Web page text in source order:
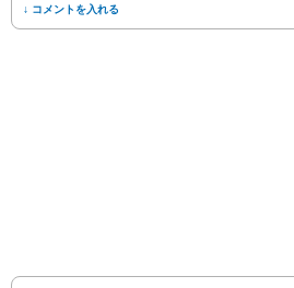
↓ コメントを入れる